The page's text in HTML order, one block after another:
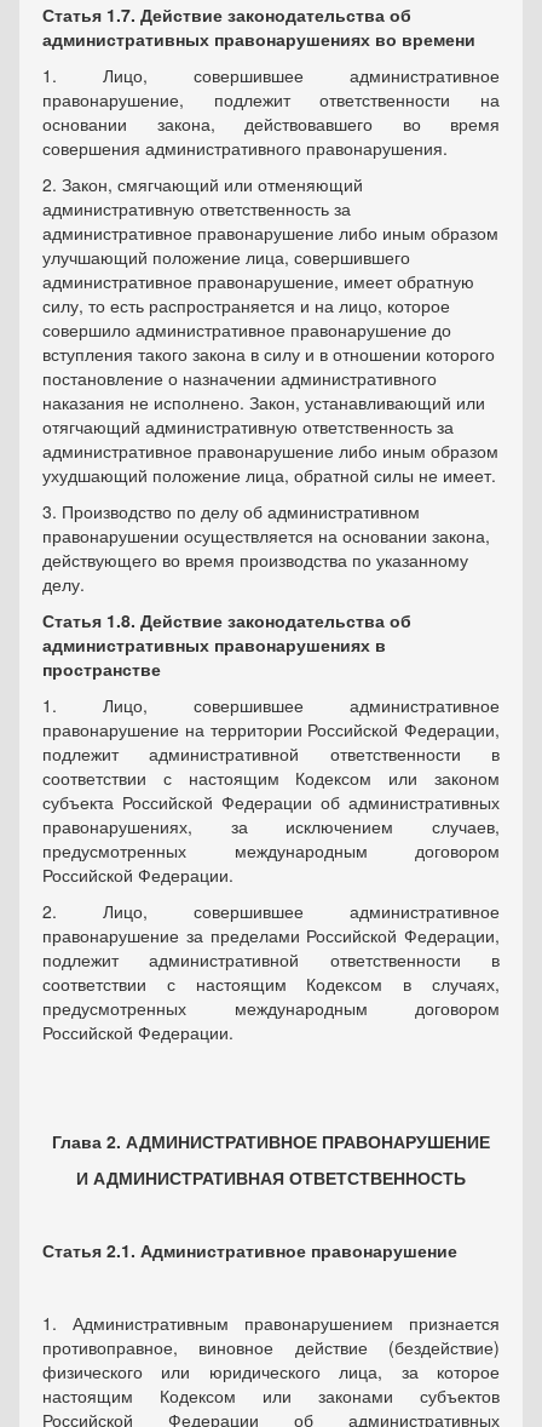
Статья 1.7. Действие законодательства об
административных правонарушениях во времени
1. Лицо, совершившее административное
правонарушение, подлежит ответственности на
основании закона, действовавшего во время
совершения административного правонарушения.
2. Закон, смягчающий или отменяющий
административную ответственность за
административное правонарушение либо иным образом
улучшающий положение лица, совершившего
административное правонарушение, имеет обратную
силу, то есть распространяется и на лицо, которое
совершило административное правонарушение до
вступления такого закона в силу и в отношении которого
постановление о назначении административного
наказания не исполнено. Закон, устанавливающий или
отягчающий административную ответственность за
административное правонарушение либо иным образом
ухудшающий положение лица, обратной силы не имеет.
3. Производство по делу об административном
правонарушении осуществляется на основании закона,
действующего во время производства по указанному
делу.
Статья 1.8. Действие законодательства об
административных правонарушениях в
пространстве
1. Лицо, совершившее административное
правонарушение на территории Российской Федерации,
подлежит административной ответственности в
соответствии с настоящим Кодексом или законом
субъекта Российской Федерации об административных
правонарушениях, за исключением случаев,
предусмотренных международным договором
Российской Федерации.
2. Лицо, совершившее административное
правонарушение за пределами Российской Федерации,
подлежит административной ответственности в
соответствии с настоящим Кодексом в случаях,
предусмотренных международным договором
Российской Федерации.
Глава 2. АДМИНИСТРАТИВНОЕ ПРАВОНАРУШЕНИЕ
И АДМИНИСТРАТИВНАЯ ОТВЕТСТВЕННОСТЬ
Статья 2.1. Административное правонарушение
1. Административным правонарушением признается
противоправное, виновное действие (бездействие)
физического или юридического лица, за которое
настоящим Кодексом или законами субъектов
Российской Федерации об административных